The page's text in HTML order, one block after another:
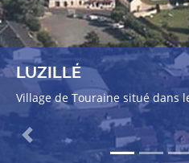
LUZILLÉ
Village de Touraine situé dans
Previous